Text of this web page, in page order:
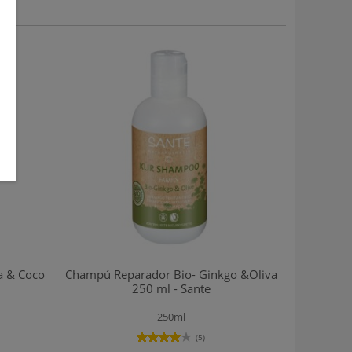
& Coco
Champú Reparador Bio- Ginkgo &Oliva
250 ml - Sante
250ml
(5)